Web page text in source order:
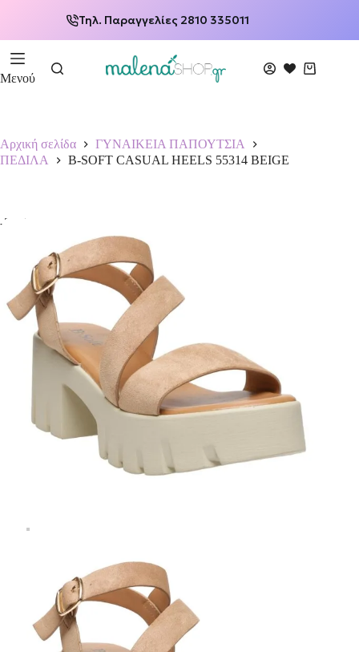
Τηλ. Παραγγελίες 2810 335011
Μενού
Αρχική σελίδα
ΓΥΝΑΙΚΕΙΑ ΠΑΠΟΥΤΣΙΑ
ΠΕΔΙΛΑ
B-SOFT CASUAL HEELS 55314 BEIGE
-33%